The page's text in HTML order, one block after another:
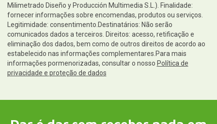
Milimetrado Diseño y Producción Multimedia S.L.). Finalidade:
fornecer informações sobre encomendas, produtos ou serviços.
Legitimidade: consentimento.Destinatários: Não serão
comunicados dados a terceiros. Direitos: acesso, retificação e
eliminação dos dados, bem como de outros direitos de acordo ao
estabelecido nas informações complementares.Para mais
informações pormenorizadas, consultar o nosso Política de
privacidade e proteção de dados